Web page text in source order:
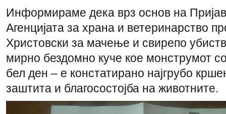
Информираме дека врз основ на
Агенцијата за храна и ветеринарство
Христовски за мачење и свирепо
мирно бездомно куче кое монструмот
бел ден – е констатирано најгрубо
заштита и благосостојба на животните.